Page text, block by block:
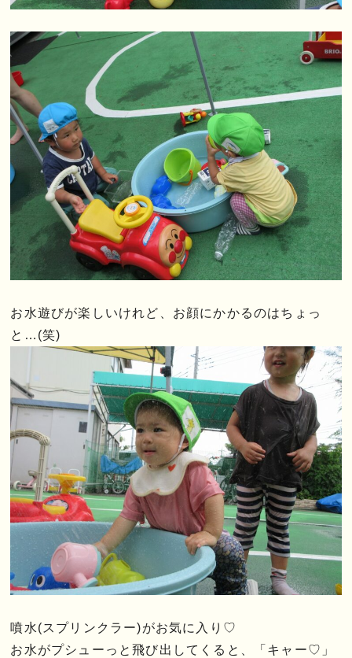
お水遊びが楽しいけれど、お顔にかかるのはちょっ
と…(笑)
噴水(スプリンクラー)がお気に入り♡
お水がプシューっと飛び出してくると、「キャー♡」